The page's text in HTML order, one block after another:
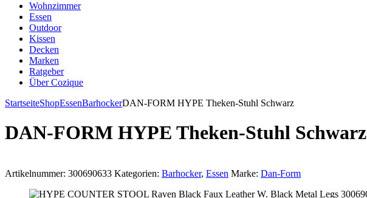
Wohnzimmer
Essen
Outdoor
Kissen
Decken
Marken
Ratgeber
Über Cozique
StartseiteShopEssenBarhockerDAN-FORM HYPE Theken-Stuhl Schwarz
DAN-FORM HYPE Theken-Stuhl Schwarz
Artikelnummer: 300690633 Kategorien: Barhocker, Essen Marke: Dan-Form